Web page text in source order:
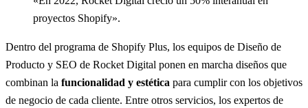
proyectos Shopify».
Dentro del programa de Shopify Plus, los equipos de Diseño de
Producto y SEO de Rocket Digital ponen en marcha diseños que
combinan la funcionalidad y estética para cumplir con los objetivos
de negocio de cada cliente. Entre otros servicios, los expertos de